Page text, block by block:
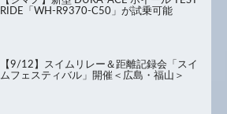
RIDE「WH-R9370-C50」が試乗可能
【9/12】スイムリレー＆距離記録会「スイ
ムフェスティバル」開催＜広島・福山＞